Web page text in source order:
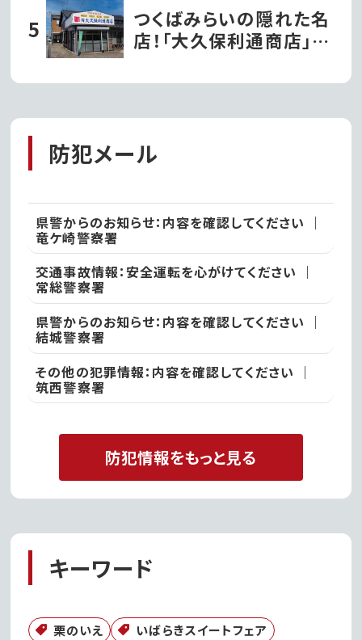
つくばみらいの隠れた名
店！「大久保利通商店」の
ばみらい市
防犯メール
県警からのお知らせ：内容を確認してください ｜
竜ケ崎警察署
交通事故情報：安全運転を心がけてください ｜
常総警察署
県警からのお知らせ：内容を確認してください ｜
結城警察署
その他の犯罪情報：内容を確認してください ｜
筑西警察署
防犯情報をもっと見る
キーワード
栗のいえ
いばらきスイートフェア